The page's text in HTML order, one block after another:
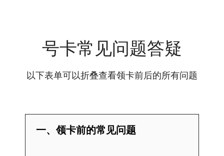
号卡常见问题答疑
以下表单可以折叠查看领卡前后的所有问题
一、领卡前的常见问题